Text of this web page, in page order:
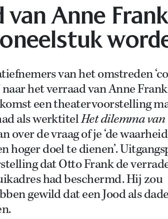
van Anne
van het omstreden
naar het verraad van Anne Frank
een theatervoorstelling
als werktitelHet dilemma
over de vraag of je ‘de
hoger doel te dienen’.
dat Otto Frank de
had beschermd. Hij zou
gewild dat een Jood als